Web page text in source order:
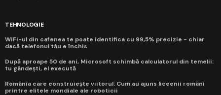
TEHNOLOGIE
WiFi-ul din cafenea te poate identifica cu 99,5% precizie - chiar
dacă telefonul tău e închis
După aproape 50 de ani, Microsoft schimbă calculatorul din temelii:
tu gândești, el execută
România care construiește viitorul: Cum au ajuns liceenii români
printre elitele mondiale ale roboticii